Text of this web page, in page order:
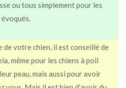
ou tous simplement pour les
de votre chien, il est conseillé de
même pour les chiens à poil
peau, mais aussi pour avoir